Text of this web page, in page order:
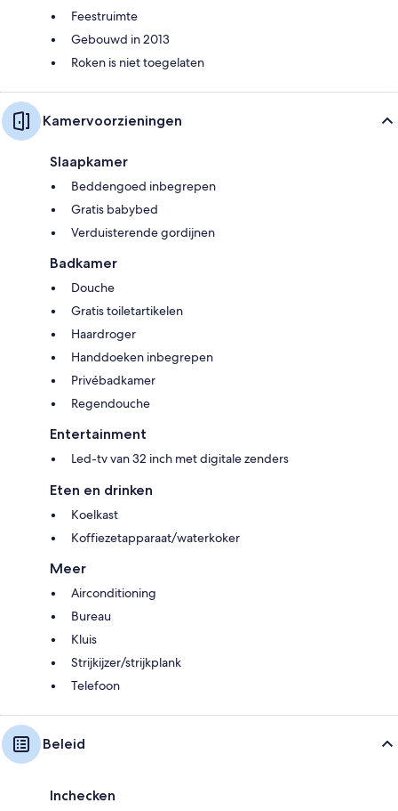
Feestruimte
Gebouwd in 2013
Roken is niet toegelaten
Kamervoorzieningen
Slaapkamer
Beddengoed inbegrepen
Gratis babybed
Verduisterende gordijnen
Badkamer
Douche
Gratis toiletartikelen
Haardroger
Handdoeken inbegrepen
Privébadkamer
Regendouche
Entertainment
Led-tv van 32 inch met digitale zenders
Eten en drinken
Koelkast
Koffiezetapparaat/waterkoker
Meer
Airconditioning
Bureau
Kluis
Strijkijzer/strijkplank
Telefoon
Beleid
Inchecken